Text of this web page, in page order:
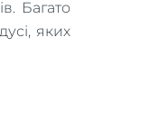
Багато
яких